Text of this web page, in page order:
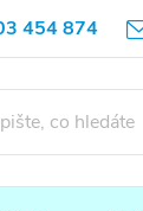
454 874
PODMÍNKY